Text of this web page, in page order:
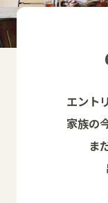
エント
家族の
ま